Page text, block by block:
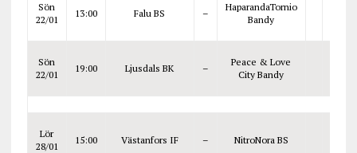
Sön
22/01
13:00 Falu BS –
HaparandaTornio
Bandy
Sön
22/01
19:00 Ljusdals BK –
Peace & Love
City Bandy
Lör
28/01
15:00 Västanfors IF – NitroNora BS